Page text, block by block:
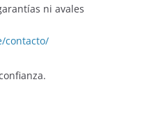
ni avales
contacto/